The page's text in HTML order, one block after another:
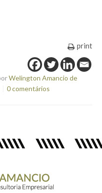
print
Welington Amancio de
0 comentários